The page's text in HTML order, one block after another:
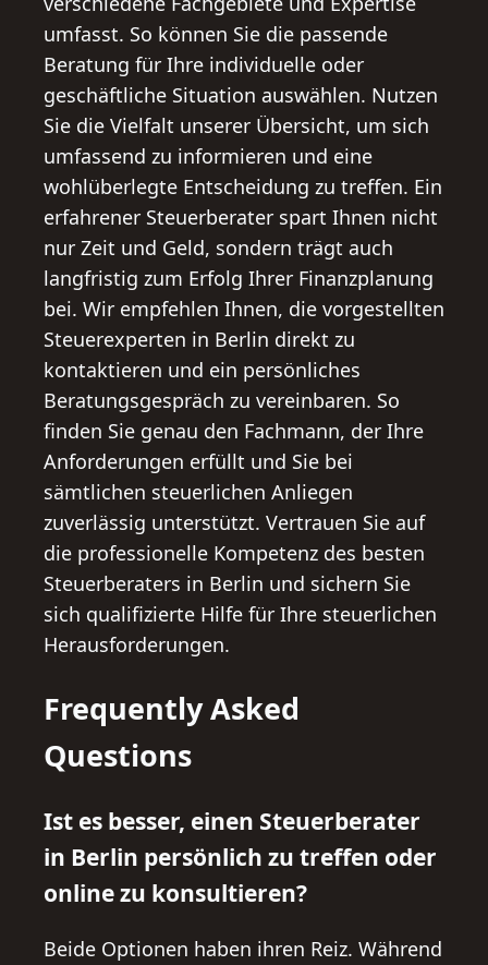
umfasst. So können Sie die passende
Beratung für Ihre individuelle oder
geschäftliche Situation auswählen. Nutzen
Sie die Vielfalt unserer Übersicht, um sich
umfassend zu informieren und eine
wohlüberlegte Entscheidung zu treffen. Ein
erfahrener Steuerberater spart Ihnen nicht
nur Zeit und Geld, sondern trägt auch
langfristig zum Erfolg Ihrer Finanzplanung
bei. Wir empfehlen Ihnen, die vorgestellten
Steuerexperten in Berlin direkt zu
kontaktieren und ein persönliches
Beratungsgespräch zu vereinbaren. So
finden Sie genau den Fachmann, der Ihre
Anforderungen erfüllt und Sie bei
sämtlichen steuerlichen Anliegen
zuverlässig unterstützt. Vertrauen Sie auf
die professionelle Kompetenz des besten
Steuerberaters in Berlin und sichern Sie
sich qualifizierte Hilfe für Ihre steuerlichen
Herausforderungen.
Frequently Asked
Questions
Ist es besser, einen Steuerberater
in Berlin persönlich zu treffen oder
online zu konsultieren?
Beide Optionen haben ihren Reiz. Während